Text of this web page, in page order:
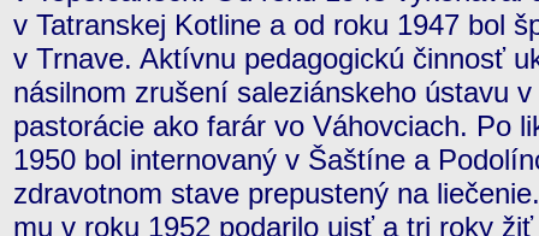
v Tatranskej Kotline a od roku 1947 bol
v Trnave. Aktívnu pedagogickú činnosť
násilnom zrušení saleziánskeho ústavu
pastorácie ako farár vo Váhovciach. Po
1950 bol internovaný v Šaštíne a
zdravotnom stave prepustený na
mu v roku 1952 podarilo ujsť a tri roky